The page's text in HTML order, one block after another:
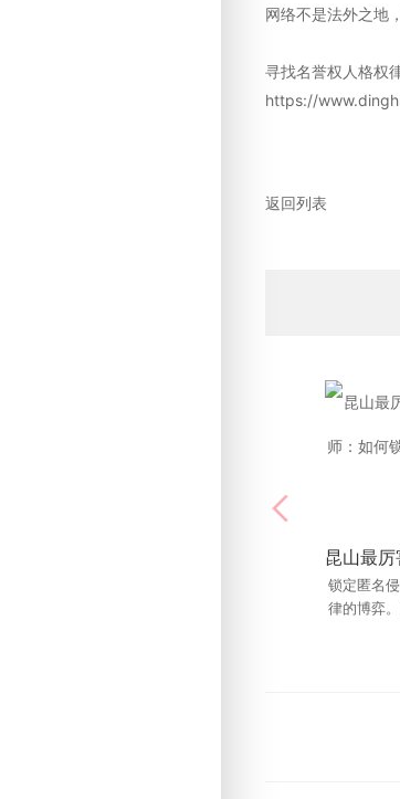
网络不是法外之地
寻找名誉权人格权
https://
返回列表
锁定匿名
律的博弈
工程质量
是纠纷的